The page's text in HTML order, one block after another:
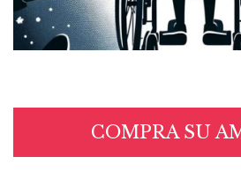
COMPRA SU